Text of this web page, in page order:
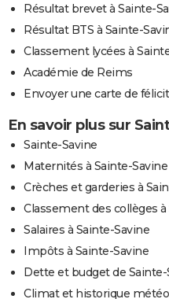
Résultat brevet à Sainte-
Résultat BTS à Sainte-
Classement lycées à
Académie de Reims
Envoyer une carte de
En savoir plus sur
Sainte-Savine
Maternités à Sainte-Savine
Crèches et garderies à
Classement des collèges
Salaires à Sainte-Savine
Impôts à Sainte-Savine
Dette et budget de Sainte-
Climat et historique